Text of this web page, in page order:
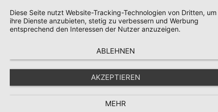
Diese Seite nutzt Website-Tracking-Technologien von Dritten, um
ihre Dienste anzubieten, stetig zu verbessern und Werbung
entsprechend den Interessen der Nutzer anzuzeigen.
ABLEHNEN
AKZEPTIEREN
MEHR